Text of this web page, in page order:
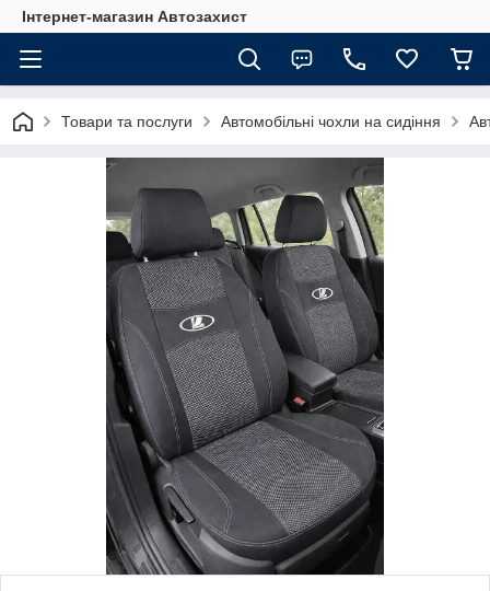
Інтернет-магазин Автозахист
Товари та послуги Автомобільні чохли на сидіння